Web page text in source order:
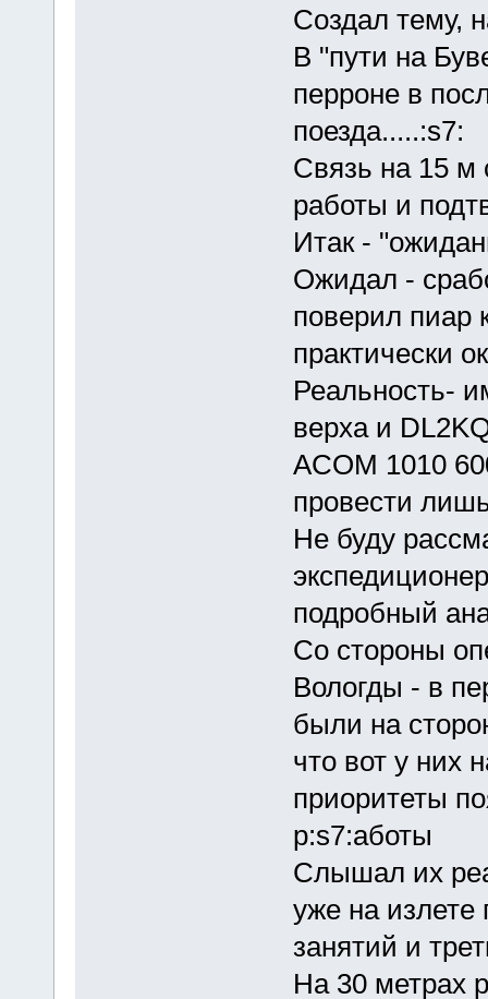
Создал тему,
В "пути на
перроне в
поезда.....:s7:
Связь на 15 м
работы и
Итак -
Ожидал -
поверил пиар
практически
Реальность-
верха и
ACOM 1010
провести
Не буду
подробный
Со стороны
Вологды - в
были на
что вот у них
приоритеты
р:s7:аботы
Слышал их
уже на излете
занятий и
На 30 метрах